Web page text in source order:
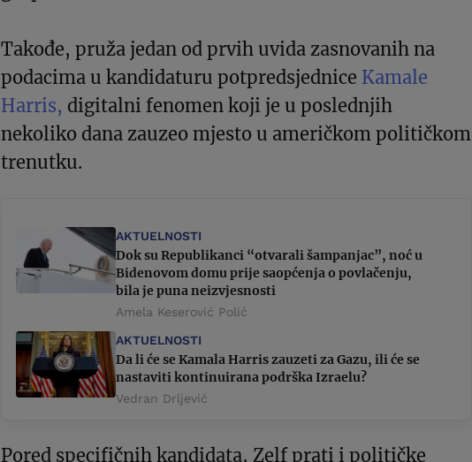
Takođe, pruža jedan od prvih uvida zasnovanih na
podacima u kandidaturu potpredsjednice Kamale
Harris, digitalni fenomen koji je u poslednjih
nekoliko dana zauzeo mjesto u američkom političkom
trenutku.
AKTUELNOSTI
Dok su Republikanci “otvarali šampanjac”, noć u
Bidenovom domu prije saopćenja o povlačenju,
bila je puna neizvjesnosti
Amela Keserović Polić
AKTUELNOSTI
Da li će se Kamala Harris zauzeti za Gazu, ili će se
nastaviti kontinuirana podrška Izraelu?
Vedran Drljević
Pored specifičnih kandidata, Zelf prati i političke